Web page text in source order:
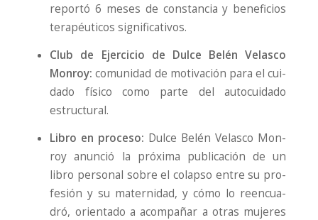
repor­tó 6 meses de cons­tan­cia y bene­fi­cios
tera­péu­ti­cos sig­ni­fi­ca­ti­vos.
Club de Ejer­ci­cio de Dul­ce Belén Velas­co
Mon­roy: comu­ni­dad de moti­va­ción para el cui­
da­do físi­co como par­te del auto­cui­da­do
estruc­tu­ral.
Libro en pro­ce­so: Dul­ce Belén Velas­co Mon­
roy anun­ció la pró­xi­ma publi­ca­ción de un
libro per­so­nal sobre el colap­so entre su pro­
fe­sión y su mater­ni­dad, y cómo lo reen­cua­
dró, orien­ta­do a acom­pa­ñar a otras muje­res